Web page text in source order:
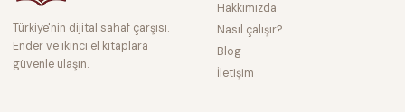
Türkiye'nin dijital sahaf çarşısı.
Ender ve ikinci el kitaplara
güvenle ulaşın.
Hakkımızda
Nasıl çalışır?
Blog
İletişim